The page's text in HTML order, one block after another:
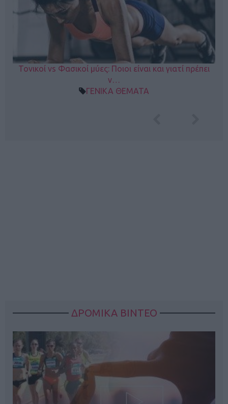
Τονικοί vs Φασικοί μύες: Ποιοι είναι και γιατί πρέπει
ν…
ΓΕΝΙΚΑ ΘΕΜΑΤΑ
ΔΡΟΜΙΚΑ ΒΙΝΤΕΟ